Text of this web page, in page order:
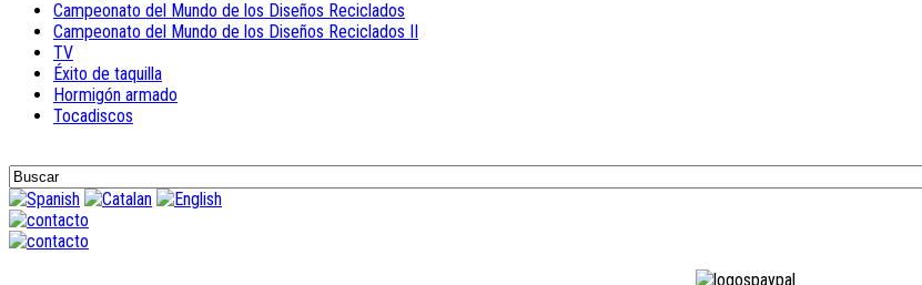
Campeonato del Mundo de los Diseños Reciclados
Campeonato del Mundo de los Diseños Reciclados II
TV
Éxito de taquilla
Hormigón armado
Tocadiscos